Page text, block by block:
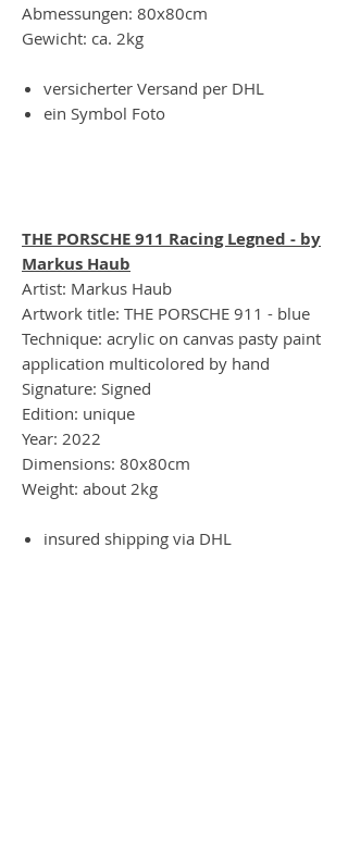
Abmessungen: 80x80cm
Gewicht: ca. 2kg
versicherter Versand per DHL
ein Symbol Foto
THE PORSCHE 911 Racing Legned - by
Markus Haub
Artist: Markus Haub
Artwork title: THE PORSCHE 911 - blue
Technique: acrylic on canvas pasty paint
application multicolored by hand
Signature: Signed
Edition: unique
Year: 2022
Dimensions: 80x80cm
Weight: about 2kg
insured shipping via DHL